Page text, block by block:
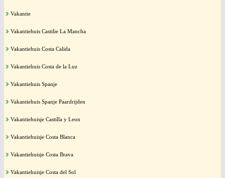
Vakantie
Vakantiehuis Castilie La Mancha
Vakantiehuis Costa Calida
Vakantiehuis Costa de la Luz
Vakantiehuis Spanje
Vakantiehuis Spanje Paardrijden
Vakantiehuisje Castilla y Leon
Vakantiehuisje Costa Blanca
Vakantiehuisje Costa Brava
Vakantiehuisje Costa del Sol